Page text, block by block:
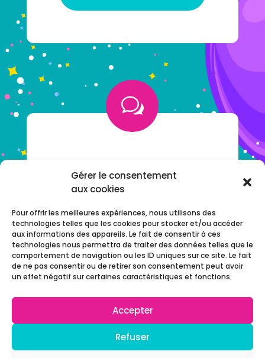
Gérer le consentement
aux cookies
Pour offrir les meilleures expériences, nous utilisons des
technologies telles que les cookies pour stocker et/ou accéder
aux informations des appareils. Le fait de consentir à ces
technologies nous permettra de traiter des données telles que le
comportement de navigation ou les ID uniques sur ce site. Le fait
de ne pas consentir ou de retirer son consentement peut avoir
un effet négatif sur certaines caractéristiques et fonctions.
Accepter
Refuser
w
NOTRE F.A.Q
© 2022 Chijiwi –RéalisationAdgenSii– Agence
de Communication Paris Marne la Vallée 77
Tous droits réservés
0